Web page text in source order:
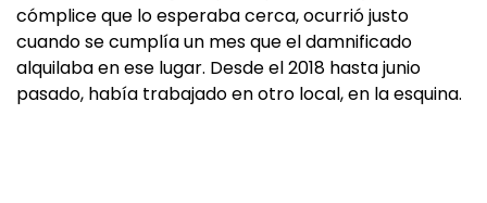
cómplice que lo esperaba cerca, ocurrió justo
cuando se cumplía un mes que el damnificado
alquilaba en ese lugar. Desde el 2018 hasta junio
pasado, había trabajado en otro local, en la esquina.